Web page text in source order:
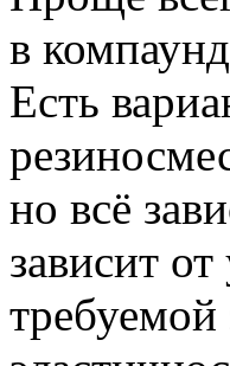
в
Есть
но всё
зависит
требуемой